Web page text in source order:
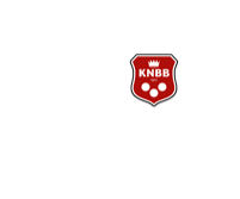
Koninklijke